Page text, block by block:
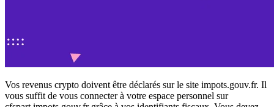
Vos revenus crypto doivent être déclarés sur le site impots.gouv.fr. Il
vous suffit de vous connecter à votre espace personnel sur